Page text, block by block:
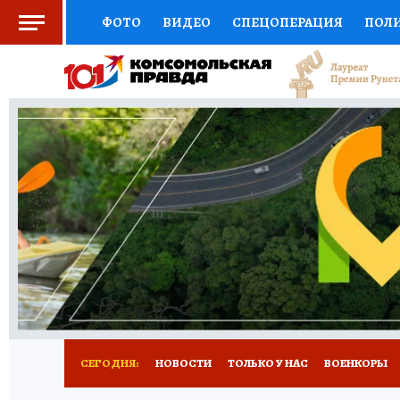
ФОТО ВИДЕО СПЕЦОПЕРАЦИЯ
СОЦПОДДЕРЖКА НАУКА СПОРТ
ВЫБОР ЭКСПЕРТОВ ДОКТОР
КНИЖНАЯ ПОЛКА ПРОГНОЗЫ НА СПОРТ
ПРЕСС-ЦЕНТР НЕДВИЖИМОСТЬ
РАДИО КП РЕКЛАМА ТЕСТЫ НОВОЕ
СЕГОДНЯ: НОВОСТИ ТОЛЬКО У НАС ВОЕНКОРЫ